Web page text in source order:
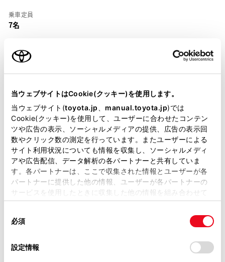
当ウェブサイトはCookie(クッキー)を使用します。
当ウェブサイト(toyota.jp manual.toyota.jp)では
Cookie(クッキー)を使用して、ユーザーに合わせたコンテン
ツや広告の表示、ソーシャルメディアの提供、広告の表示回
数やクリック数の測定を行っています。またユーザーによる
サイト利用状況についても情報を収集し、ソーシャルメディ
アや広告配信、データ解析の各パートナーと共有していま
す。各パートナーは、ここで収集された情報とユーザーが各
パートナーに提供した他の情報、ユーザーが各パートナーの
サービスを使用したときに収集した他の情報を組み合わせて
使用することがあります。当ウェブサイトの使用を続行する
デバイスにすべてのCookie(クッキー)が保存されることに同
意したことになります。Cookie(クッキー)のオプトアウト、
必須
設定情報
乗車定員
7名
DBA-ANH10W
全長×全幅×全高
ホイールベース ※1
2900mm
トレッド前／後
1560/1540mm
室内長× 室内幅 × 室内高
3085 × 1585×1390mm
車両重量